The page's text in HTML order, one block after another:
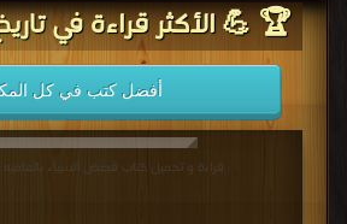
🏆 💪 الأكثر قراءة في تاريخ
أفضل كتب في كل
قراءة و تحميل كتاب قصص الانبياء بالعاميه PDF مجانا